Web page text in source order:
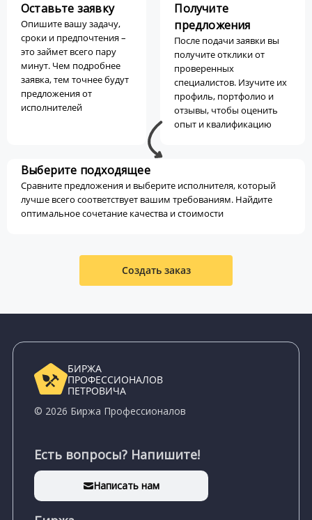
Оставьте заявку
Опишите вашу задачу,
сроки и предпочтения –
это займет всего пару
минут. Чем подробнее
заявка, тем точнее будут
предложения от
исполнителей
Получите
предложения
После подачи заявки вы
получите отклики от
проверенных
специалистов. Изучите их
профиль, портфолио и
отзывы, чтобы оценить
опыт и квалификацию
Выберите подходящее
Сравните предложения и выберите исполнителя, который
лучше всего соответствует вашим требованиям. Найдите
оптимальное сочетание качества и стоимости
Создать заказ
БИРЖА
ПРОФЕССИОНАЛОВ
ПЕТРОВИЧА
© 2026 Биржа Профессионалов
Есть вопросы? Напишите!
Написать нам